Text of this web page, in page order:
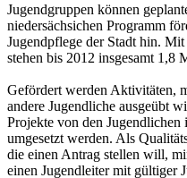
Jugendgruppen können
niedersächsichen Programm
Jugendpflege der Stadt hin.
stehen bis 2012 insgesamt 1,8
Gefördert werden Aktivitäten,
andere Jugendliche ausgeübt
Projekte von den
umgesetzt werden. Als
die einen Antrag stellen will,
einen Jugendleiter mit gültiger